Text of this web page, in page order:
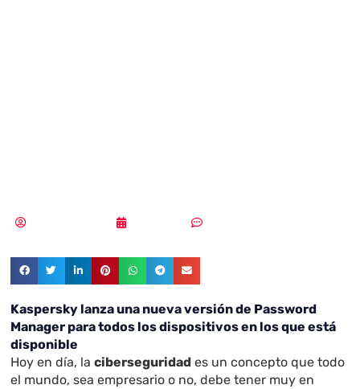
Kaspersky lanza una nueva versión de Password
Manager para todos los dispositivos en los que está
disponible
Hoy en día, laciberseguridad es un concepto que todo
el mundo, sea empresario o no, debe tener muy en